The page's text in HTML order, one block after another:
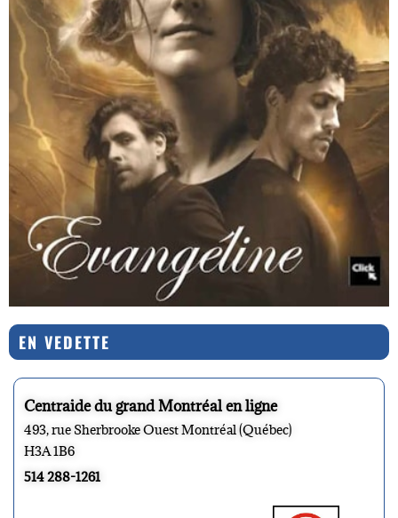
EN VEDETTE
Centraide du grand Montréal en ligne
493, rue Sherbrooke Ouest Montréal (Québec)
H3A 1B6
514 288-1261